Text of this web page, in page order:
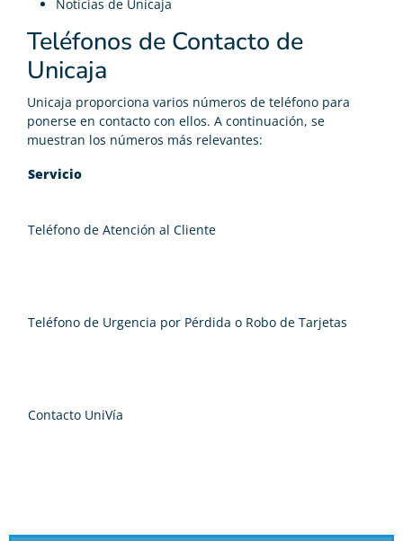
Noticias de Unicaja
Teléfonos de Contacto de
Unicaja
Unicaja proporciona varios números de teléfono para
ponerse en contacto con ellos. A continuación, se
muestran los números más relevantes:
Servicio
Teléfono de Atención al Cliente
Teléfono de Urgencia por Pérdida o Robo de Tarjetas
Contacto UniVía